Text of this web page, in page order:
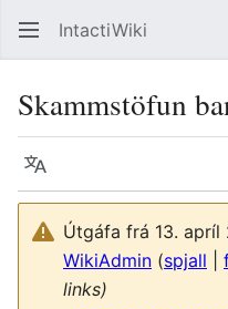
IntactiWiki
Skammstöfun
Tungumál
Útgáfa frá 13. apríl
WikiAdmin (spjall
links)